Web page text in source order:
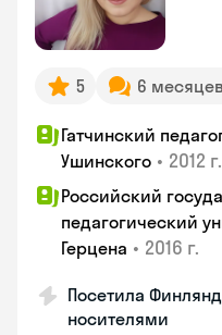
5 6
Гатчинский
Ушинского • 2012 г.
Российский
педагогический
Герцена • 2016 г.
Посетила
носителями